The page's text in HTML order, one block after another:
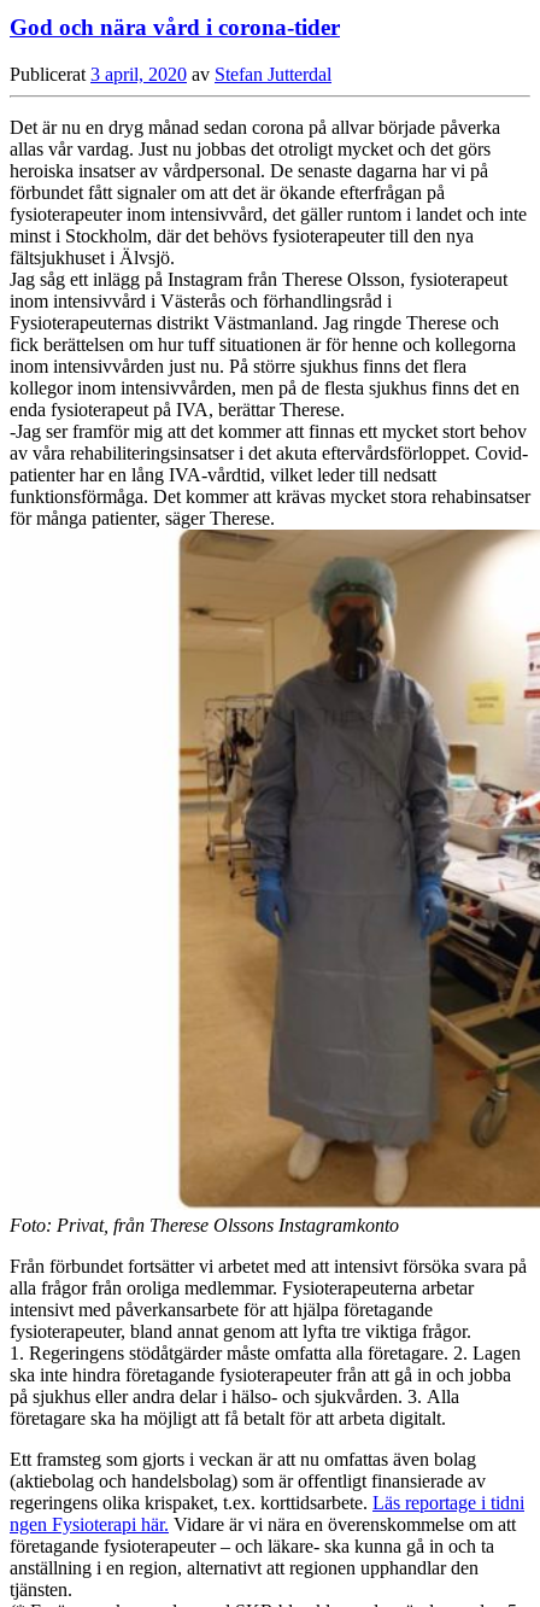
God och nära vård i corona-tider
Publicerat 3 april, 2020 av Stefan Jutterdal
Det är nu en dryg månad sedan corona på allvar började påverka
allas vår vardag. Just nu jobbas det otroligt mycket och det görs
heroiska insatser av vårdpersonal. De senaste dagarna har vi på
förbundet fått signaler om att det är ökande efterfrågan på
fysioterapeuter inom intensivvård, det gäller runtom i landet och inte
minst i Stockholm, där det behövs fysioterapeuter till den nya
fältsjukhuset i Älvsjö.
Jag såg ett inlägg på Instagram från Therese Olsson, fysioterapeut
inom intensivvård i Västerås och förhandlingsråd i
Fysioterapeuternas distrikt Västmanland. Jag ringde Therese och
fick berättelsen om hur tuff situationen är för henne och kollegorna
inom intensivvården just nu. På större sjukhus finns det flera
kollegor inom intensivvården, men på de flesta sjukhus finns det en
enda fysioterapeut på IVA, berättar Therese.
-Jag ser framför mig att det kommer att finnas ett mycket stort behov
av våra rehabiliteringsinsatser i det akuta eftervårdsförloppet. Covid-
patienter har en lång IVA-vårdtid, vilket leder till nedsatt
funktionsförmåga. Det kommer att krävas mycket stora rehabinsatser
för många patienter, säger Therese.
Foto: Privat, från Therese Olssons Instagramkonto
Från förbundet fortsätter vi arbetet med att intensivt försöka svara på
alla frågor från oroliga medlemmar. Fysioterapeuterna arbetar
intensivt med påverkansarbete för att hjälpa företagande
fysioterapeuter, bland annat genom att lyfta tre viktiga frågor.
1. Regeringens stödåtgärder måste omfatta alla företagare. 2. Lagen
ska inte hindra företagande fysioterapeuter från att gå in och jobba
på sjukhus eller andra delar i hälso- och sjukvården. 3. Alla
företagare ska ha möjligt att få betalt för att arbeta digitalt.
Ett framsteg som gjorts i veckan är att nu omfattas även bolag
(aktiebolag och handelsbolag) som är offentligt finansierade av
regeringens olika krispaket, t.ex. korttidsarbete. Läs reportage i tidni
ngen Fysioterapi här. Vidare är vi nära en överenskommelse om att
företagande fysioterapeuter – och läkare- ska kunna gå in och ta
anställning i en region, alternativt att regionen upphandlar den
tjänsten.